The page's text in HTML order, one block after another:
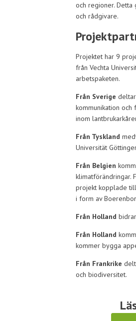
och regioner.
och rådgivare.
Projektet har 9
från Vechta
arbetspaketen.
Från Sverige
kommunikation
inom
Från Tyskland
Universität
Från Belgien
klimatförändringar.
projekt kopplade
i form av
Från Holland
Från Holland
kommer bygga
Från Frankrike
och biodiversitet.